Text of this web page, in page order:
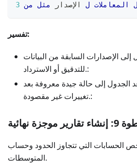
المعاملات ل الإصدار مثل من 3
تفسير:
الإصدارات السابقة من البيانات
للتدقيق أو الاسترداد.:
الجدول إلى حالة جيدة معروفة بعد
تغييرات غير مقصودة.:
موجزة نهائية
الحسابات التي تتجاوز الحدود وحساب
المتوسطات.